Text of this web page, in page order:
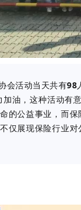
会活动当天共有98
油，这种活动有
的公益事业，而
仅展现保险行业